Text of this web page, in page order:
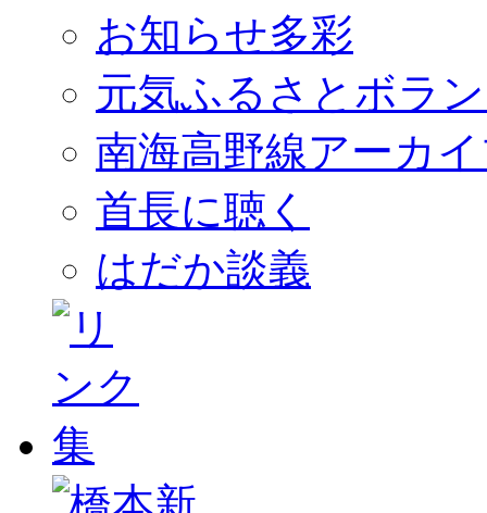
お知らせ多彩
元気ふるさとボラ
南海高野線アーカ
首長に聴く
はだか談義